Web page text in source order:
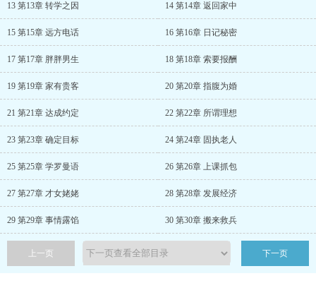
13 第13章 转学之因 14 第14章 返回家中
15 第15章 远方电话 16 第16章 日记秘密
17 第17章 胖胖男生 18 第18章 索要报酬
19 第19章 家有贵客 20 第20章 指腹为婚
21 第21章 达成约定 22 第22章 所谓理想
23 第23章 确定目标 24 第24章 固执老人
25 第25章 学罗曼语 26 第26章 上课抓包
27 第27章 才女姥姥 28 第28章 发展经济
29 第29章 事情露馅 30 第30章 搬来救兵
上一页 下一页